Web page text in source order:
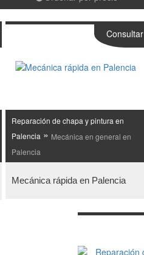
Reparación de chapa y pintura en
Palencia » Mecánica en general en
Palencia
Mecánica rápida en Palencia
Consultar